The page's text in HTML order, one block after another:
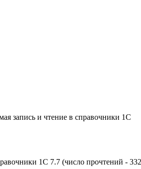
запись и чтение в справочники 1С
1С 7.7 (число прочтений -